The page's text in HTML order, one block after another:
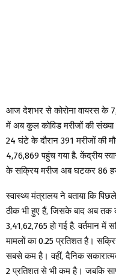
आज देशभर से कोरोना वायरस के
में अब कुल कोविड मरीजों की
24 घंटे के दौरान 391 मरीजों की
4,76,869 पहुंच गया है. केंद्रीय
के सक्रिय मरीज अब घटकर 86
स्वास्थ्य मंत्रालय ने बताया कि
ठीक भी हुए हैं, जिसके बाद अब तक
3,41,62,765 हो गई है. वर्तमान
मामलों का 0.25 प्रतिशत है।
सबसे कम है। वहीं, दैनिक
2 प्रतिशत से भी कम है। जबकि